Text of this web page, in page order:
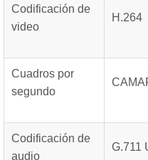
Codificación de
video
H.264
Cuadros por
segundo
Codificación de
audio
G.711